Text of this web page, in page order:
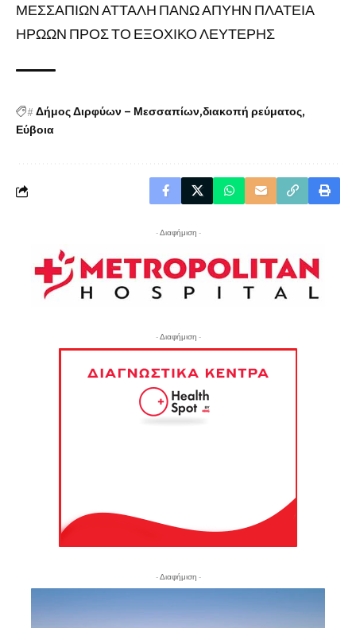
ΜΕΣΣΑΠΙΩΝ ΑΤΤΑΛΗ ΠΑΝΩ ΑΠΥΗΝ ΠΛΑΤΕΙΑ
ΗΡΩΩΝ ΠΡΟΣ ΤΟ ΕΞΟΧΙΚΟ ΛΕΥΤΕΡΗΣ
#Δήμος Διρφύων – Μεσσαπίων διακοπή ρεύματος
Εύβοια
- Διαφήμιση -
- Διαφήμιση -
- Διαφήμιση -